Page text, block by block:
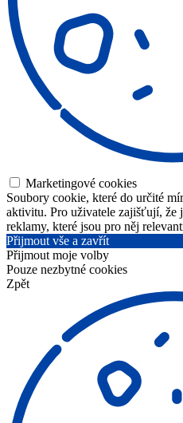
Marketingové cookies
Soubory cookie, které do určité
aktivitu. Pro uživatele zajišťují, že
reklamy, které jsou pro něj
Přijmout vše a zavřít
Přijmout moje volby
Pouze nezbytné cookies
Zpět